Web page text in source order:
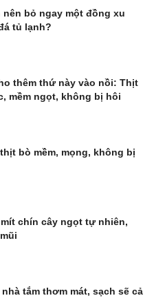
nên bỏ ngay một đồng xu
tủ lạnh?
thêm thứ này vào nồi: Thịt
mềm ngọt, không bị hôi
bò mềm, mọng, không bị
chín cây ngọt tự nhiên,
tắm thơm mát, sạch sẽ cả